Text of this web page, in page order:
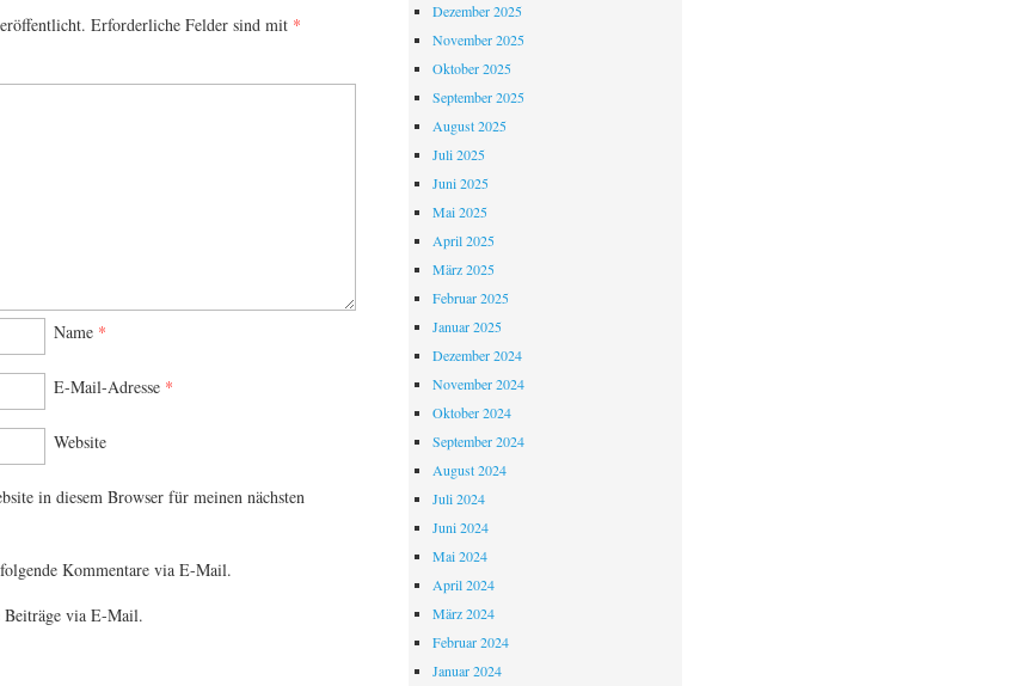
Erforderliche Felder sind mit *
Name *
E-Mail-Adresse *
Website
in diesem Browser für meinen nächsten
Kommentare via E-Mail.
Beiträge via E-Mail.
Dezember 2025
November 2025
Oktober 2025
September 2025
August 2025
Juli 2025
Juni 2025
Mai 2025
April 2025
März 2025
Februar 2025
Januar 2025
Dezember 2024
November 2024
Oktober 2024
September 2024
August 2024
Juli 2024
Juni 2024
Mai 2024
April 2024
März 2024
Februar 2024
Januar 2024